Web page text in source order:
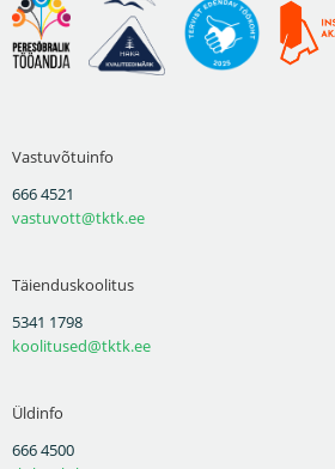
Vastuvõtuinfo
666 4521
vastuvott@tktk.ee
Täienduskoolitus
5341 1798
koolitused@tktk.ee
Üldinfo
666 4500